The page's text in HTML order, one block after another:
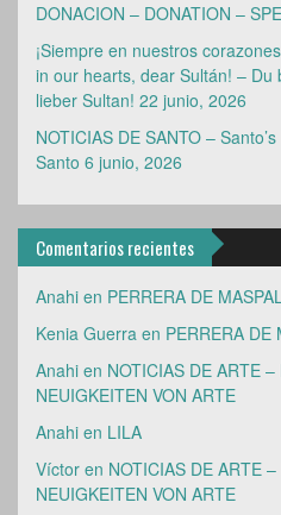
DONACION – DONATION –
¡Siempre en nuestros
in our hearts, dear Sultán! – Du
lieber Sultan! 22 junio, 2026
NOTICIAS DE SANTO –
Santo 6 junio, 2026
Comentarios recientes
Anahi en PERRERA DE
Kenia Guerra en PERRERA DE
Anahi en NOTICIAS DE ARTE
NEUIGKEITEN VON ARTE
Anahi en LILA
Víctor en NOTICIAS DE ARTE
NEUIGKEITEN VON ARTE